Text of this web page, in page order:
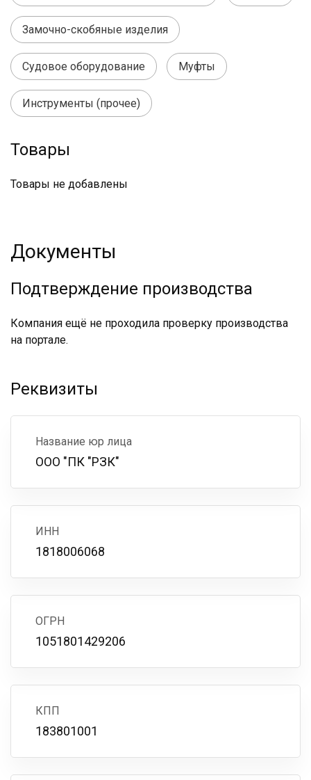
Замочно-скобяные изделия
Судовое оборудование Муфты
Инструменты (прочее)
Товары
Товары не добавлены
Документы
Подтверждение производства
Компания ещё не проходила проверку производства
на портале.
Реквизиты
Название юр лица
ООО "ПК "РЗК"
ИНН
1818006068
ОГРН
1051801429206
КПП
183801001